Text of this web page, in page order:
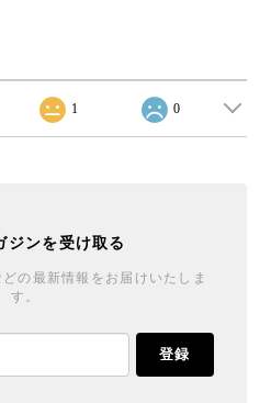
1 0
ジンを受け取る
の最新情報をお届けいたしま
す。
登録